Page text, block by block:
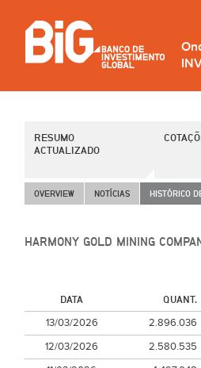
RESUMO
ACTUALIZADO
OVERVIEW NOTÍCIAS HISTÓRICO
HARMONY GOLD MINING
DATA QUANT.
13/03/2026
2.896.036
12/03/2026
2.580.535